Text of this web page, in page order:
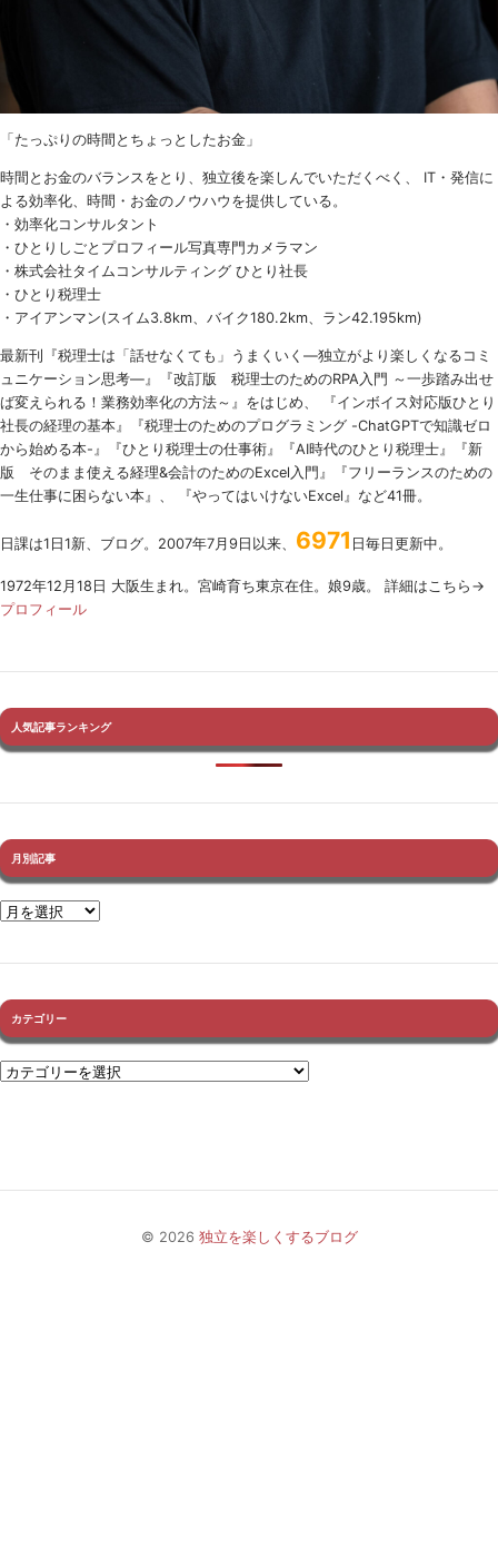
「たっぷりの時間とちょっとしたお金」
時間とお金のバランスをとり、独立後を楽しんでいただくべく、 IT・発信に
よる効率化、時間・お金のノウハウを提供している。
・効率化コンサルタント
・ひとりしごとプロフィール写真専門カメラマン
・株式会社タイムコンサルティング ひとり社長
・ひとり税理士
・アイアンマン(スイム3.8km、バイク180.2km、ラン42.195km)
最新刊『税理士は「話せなくても」うまくいく ―独立がより楽しくなるコミ
ュニケーション思考―』『改訂版 税理士のためのRPA 入門 ～一歩踏み出せ
ば変えられる！業務効率化の方法～』をはじめ、 『インボイス対応版ひとり
社長の経理の基本』『税理士のためのプログラミング -ChatGPTで知識ゼロ
から始める本-』『ひとり税理士の仕事術』『AI時代のひとり税理士』『新
版 そのまま使える経理&会計のためのExcel入門』『フリーランスのための
一生仕事に困らない本』、 『やってはいけないExcel』など41冊。
日課は1日1新、ブログ。2007年7月9日以来、 6971 日毎日更新中。
1972年12月18日 大阪生まれ。宮崎育ち東京在住。娘9歳。 詳細はこちら→
プロフィール
人気記事ランキング
月別記事
カテゴリー
© 2026 独立を楽しくするブログ